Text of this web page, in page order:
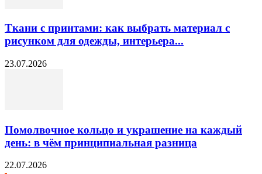
Ткани с принтами: как выбрать материал с
рисунком для одежды, интерьера...
23.07.2026
Помолвочное кольцо и украшение на каждый
день: в чём принципиальная разница
22.07.2026